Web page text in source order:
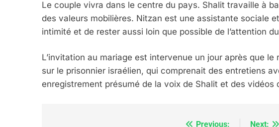
Le couple vivra dans le centre du pays. Shalit travaille à
des valeurs mobilières. Nitzan est une assistante sociale
intimité et de rester aussi loin que possible de l’attention
L’invitation au mariage est intervenue un jour après que
sur le prisonnier israélien, qui comprenait des entretiens
enregistrement présumé de la voix de Shalit et des vidéos
Previous:
Next:
FIÈRE, DIGNE ET RÉSILIENTE :
Dvir
ISRAÉL JUDAISME